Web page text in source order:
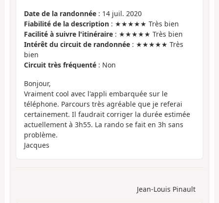
Date de la randonnée : 14 juil. 2020
Fiabilité de la description : ★★★★★ Très bien
Facilité à suivre l'itinéraire : ★★★★★ Très bien
Intérêt du circuit de randonnée : ★★★★★ Très
bien
Circuit très fréquenté : Non
Bonjour,
Vraiment cool avec l'appli embarquée sur le
téléphone. Parcours très agréable que je referai
certainement. Il faudrait corriger la durée estimée
actuellement à 3h55. La rando se fait en 3h sans
problème.
Jacques
Jean-Louis Pinault